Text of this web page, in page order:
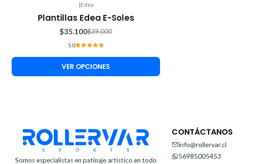
|Edea
Plantillas Edea E-Soles
$35.100$39.000
5.0
VER OPCIONES
Somos especialistas en patinaje artístico en todo
CONTÁCTANOS
info@rollervar.cl
56985005453